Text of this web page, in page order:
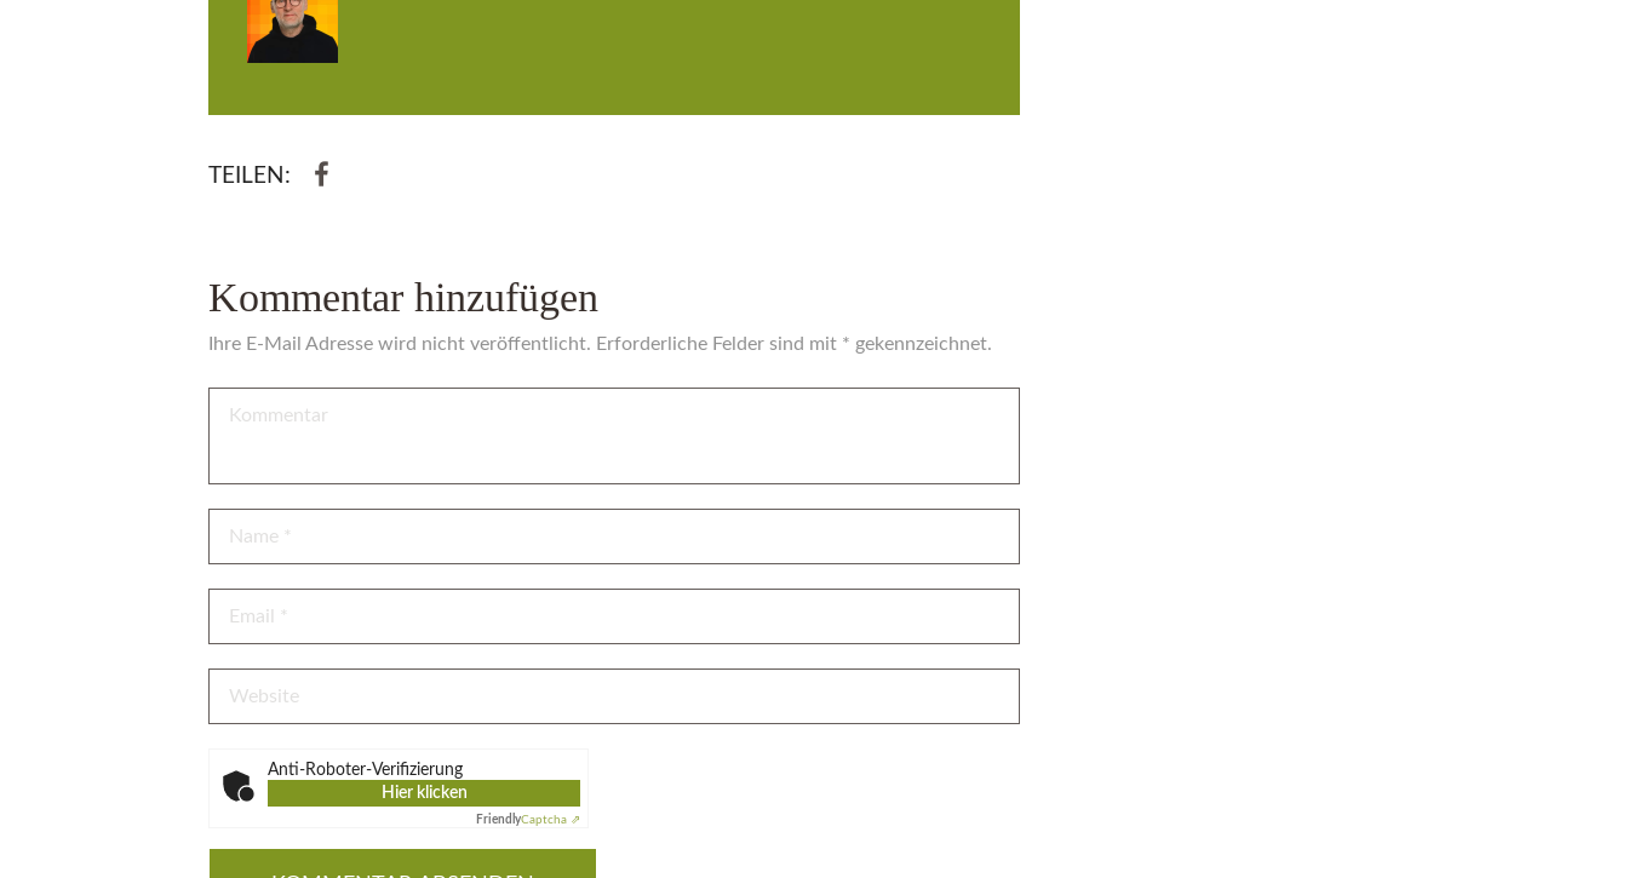
TEILEN:
Kommentar hinzufügen
Ihre E-Mail Adresse wird nicht veröffentlicht. Erforderliche Felder sind mit * gekennzeichnet.
Anti-Roboter-Verifizierung
Hier klicken
FriendlyCaptcha ⇗